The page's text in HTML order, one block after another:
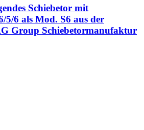
Schiebetor mit
5/6 als Mod. S6 aus der
Group Schiebetormanufaktur